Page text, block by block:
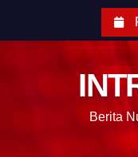
Berita